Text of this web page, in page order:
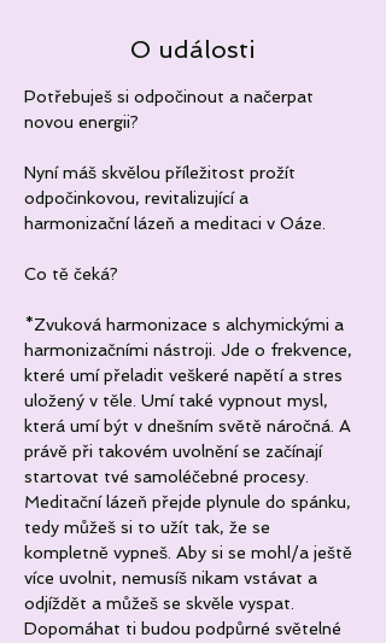
O události
Potřebuješ si odpočinout a načerpat
novou energii?
Nyní máš skvělou příležitost prožít
odpočinkovou, revitalizující a
harmonizační lázeň a meditaci v Oáze.
Co tě čeká?
*Zvuková harmonizace s alchymickými a
harmonizačními nástroji. Jde o frekvence,
které umí přeladit veškeré napětí a stres
uložený v těle. Umí také vypnout mysl,
která umí být v dnešním světě náročná. A
právě při takovém uvolnění se začínají
startovat tvé samoléčebné procesy.
Meditační lázeň přejde plynule do spánku,
tedy můžeš si to užít tak, že se
kompletně vypneš. Aby si se mohl/a ještě
více uvolnit, nemusíš nikam vstávat a
odjíždět a můžeš se skvěle vyspat.
Dopomáhat ti budou podpůrné světelné